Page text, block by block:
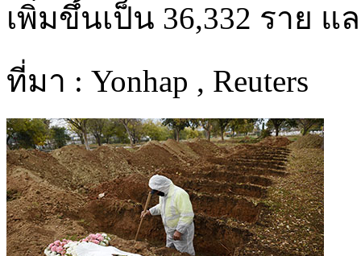
เพิ่มขึ้นเป็น 36,332 ราย แ
ที่มา : Yonhap , Reuters